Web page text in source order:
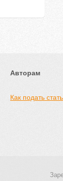
Авторам
Как подать